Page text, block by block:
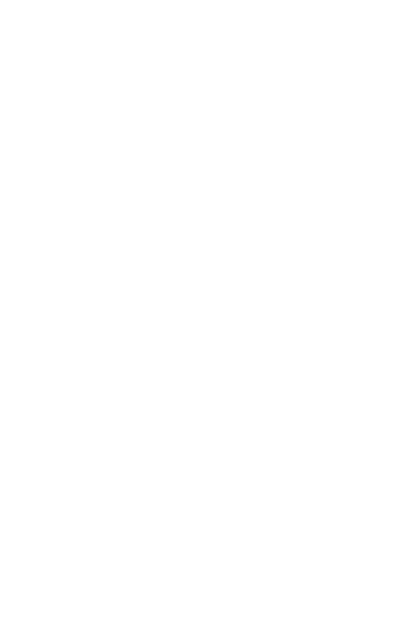
unsere täglichen Tauchausfahrten im April 2025!
der kleinen und auch großen Schätze, die unser schönes Rotes Meer zu bieten
auf unseren mehrtägigen Minisafaris halten sie euch stets auf dem
Abu Nuhas oder an der Thistlegorm stehen auf dem Programm. Ob im Norden oder
erscheinen täglich! 365 Tage im Jahr könnt ihr mit uns zusammen auf die Reise gehen
täglichen Tauchausfahrten!